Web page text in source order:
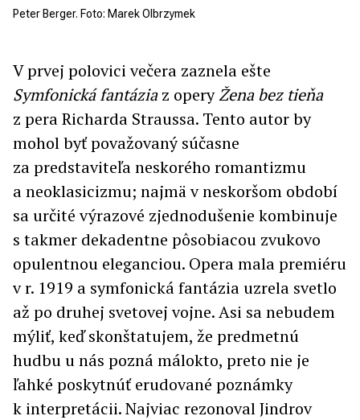
Peter Berger. Foto: Marek Olbrzymek
V prvej polovici večera zaznela ešte
Symfonická fantáziaz operyŽena bez tieňa
z pera Richarda Straussa. Tento autor by
mohol byť považovaný súčasne
za predstaviteľa neskorého romantizmu
a neoklasicizmu; najmä v neskoršom období
sa určité výrazové zjednodušenie kombinuje
s takmer dekadentne pôsobiacou zvukovo
opulentnou eleganciou. Opera mala premiéru
v r. 1919 a symfonická fantázia uzrela svetlo
až po druhej svetovej vojne. Asi sa nebudem
mýliť, keď skonštatujem, že predmetnú
hudbu u nás pozná málokto, preto nie je
ľahké poskytnúť erudované poznámky
k interpretácii. Najviac rezonoval Jindrov